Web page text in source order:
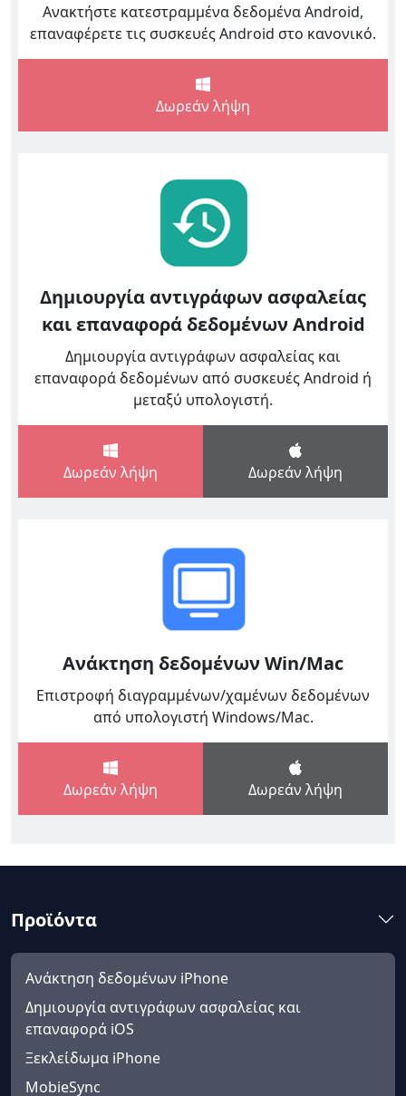
Ανακτήστε κατεστραμμένα δεδομένα Android,
επαναφέρετε τις συσκευές Android στο κανονικό.
Δωρεάν λήψη
Δημιουργία αντιγράφων ασφαλείας
και επαναφορά δεδομένων Android
Δημιουργία αντιγράφων ασφαλείας και
επαναφορά δεδομένων από συσκευές Android ή
μεταξύ υπολογιστή.
Δωρεάν λήψη Δωρεάν λήψη
Ανάκτηση δεδομένων Win/Mac
Επιστροφή διαγραμμένων/χαμένων δεδομένων
από υπολογιστή Windows/Mac.
Δωρεάν λήψη Δωρεάν λήψη
Προϊόντα
Ανάκτηση δεδομένων iPhone
Δημιουργία αντιγράφων ασφαλείας και
επαναφορά iOS
Ξεκλείδωμα iPhone
MobieSync